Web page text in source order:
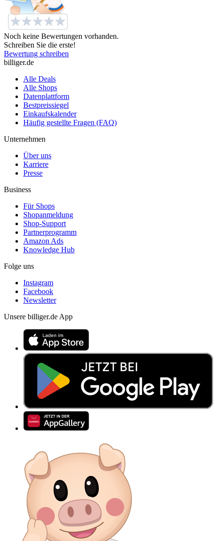
Noch keine Bewertungen vorhanden.
Schreiben Sie die erste!
Bewertung schreiben
billiger.de
Alle Deals
Alle Shops
Datenplattform
Bestpreissiegel
Einkaufskalender
Häufig gestellte Fragen (FAQ)
Unternehmen
Über uns
Karriere
Presse
Business
Für Shops
Shopanmeldung
Shop-Support
Partnerprogramm
Amazon Ads
Knowledge Hub
Folge uns
Instagram
Facebook
Newsletter
Unsere billiger.de App